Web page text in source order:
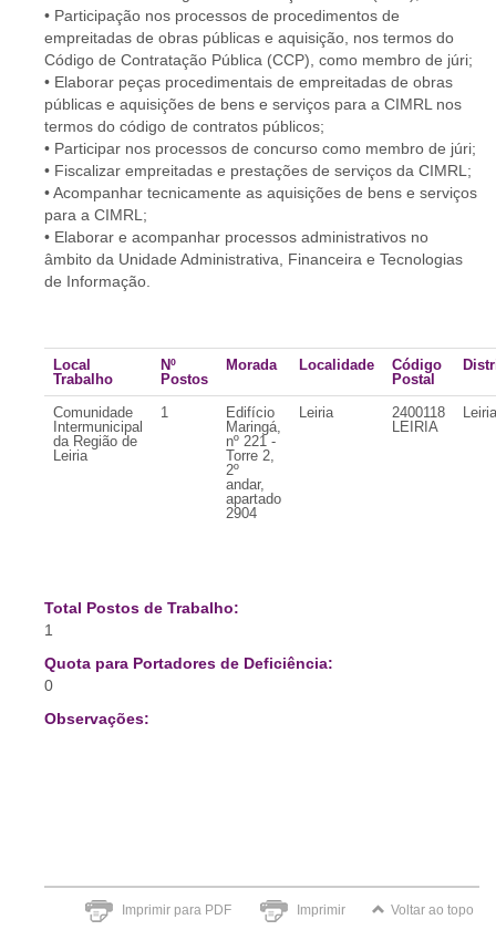
• Participação nos processos de procedimentos de
empreitadas de obras públicas e aquisição, nos termos do
Código de Contratação Pública (CCP), como membro de júri;
• Elaborar peças procedimentais de empreitadas de obras
públicas e aquisições de bens e serviços para a CIMRL nos
termos do código de contratos públicos;
• Participar nos processos de concurso como membro de júri;
• Fiscalizar empreitadas e prestações de serviços da CIMRL;
• Acompanhar tecnicamente as aquisições de bens e serviços
para a CIMRL;
• Elaborar e acompanhar processos administrativos no
âmbito da Unidade Administrativa, Financeira e Tecnologias
de Informação.
Local
Trabalho
Nº
Postos
Morada Localidade
Código
Postal
Comunidade
Intermunicipal
da Região de
Leiria
1
Edifício
Maringá,
nº 221 -
Torre 2,
2º
andar,
apartado
2904
Leiria
2400118
LEIRIA
Leiria
Total Postos de Trabalho:
1
Quota para Portadores de Deficiência:
0
Observações:
Imprimir para PDF Imprimir Voltar ao topo